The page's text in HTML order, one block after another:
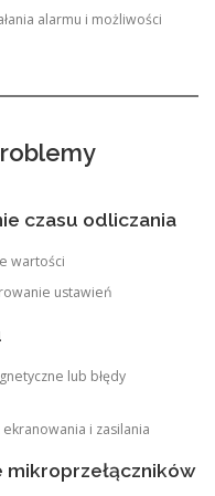
alarmu i możliwości
czasu odliczania
wartości
ustawień
lub błędy
i zasilania
mikroprzełączników